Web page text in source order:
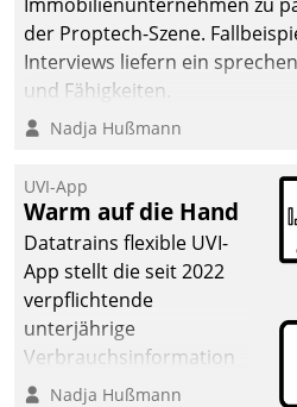
der Proptech-Szene.
Interviews liefern ein
und Fähigkeiten.
Nadja Hußmann
UVI-App
Warm auf die Hand
Datatrains flexible UVI-
App stellt die seit 2022
verpflichtende
unterjährige
Verbrauchsinformation
schnell, zuverlässig und
Nadja Hußmann